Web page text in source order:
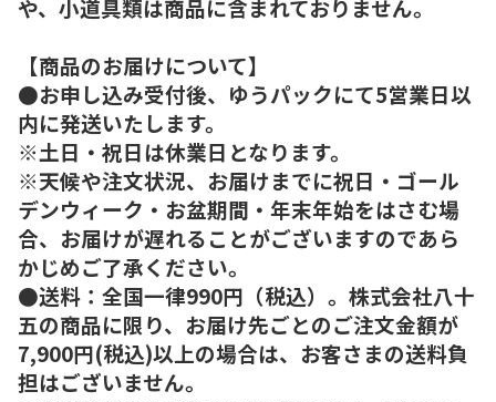
や、小道具類は商品に含まれておりません。
【商品のお届けについて】
●お申し込み受付後、ゆうパックにて5営業日以
内に発送いたします。
※土日・祝日は休業日となります。
※天候や注文状況、お届けまでに祝日・ゴール
デンウィーク・お盆期間・年末年始をはさむ場
合、お届けが遅れることがございますのであら
かじめご了承ください。
●送料：全国一律990円（税込）。株式会社八十
五の商品に限り、お届け先ごとのご注文金額が
7,900円(税込)以上の場合は、お客さまの送料負
担はございません。